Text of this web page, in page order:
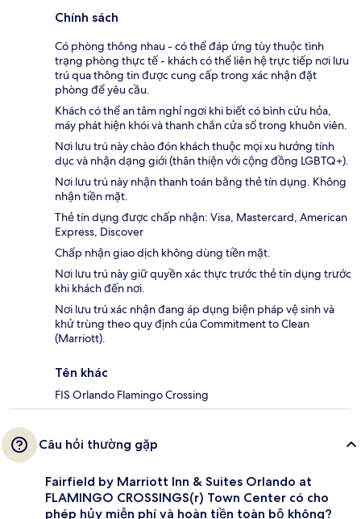
Chính sách
Có phòng thông nhau - có thể đáp ứng tùy thuộc tình
trạng phòng thực tế - khách có thể liên hệ trực tiếp nơi lưu
trú qua thông tin được cung cấp trong xác nhận đặt
phòng để yêu cầu.
Khách có thể an tâm nghỉ ngơi khi biết có bình cứu hỏa,
máy phát hiện khói và thanh chắn cửa sổ trong khuôn viên.
Nơi lưu trú này chào đón khách thuộc mọi xu hướng tính
dục và nhận dạng giới (thân thiện với cộng đồng LGBTQ+).
Nơi lưu trú này nhận thanh toán bằng thẻ tín dụng. Không
nhận tiền mặt.
Thẻ tín dụng được chấp nhận: Visa, Mastercard, American
Express, Discover
Chấp nhận giao dịch không dùng tiền mặt.
Nơi lưu trú này giữ quyền xác thực trước thẻ tín dụng trước
khi khách đến nơi.
Nơi lưu trú xác nhận đang áp dụng biện pháp vệ sinh và
khử trùng theo quy định của Commitment to Clean
(Marriott).
Tên khác
FIS Orlando Flamingo Crossing
Câu hỏi thường gặp
Fairfield by Marriott Inn & Suites Orlando at
FLAMINGO CROSSINGS(r) Town Center có cho
phép hủy miễn phí và hoàn tiền toàn bộ không?